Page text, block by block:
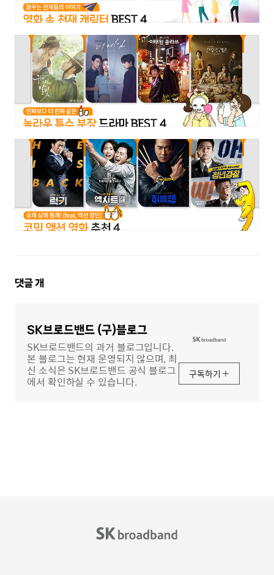
댓
댓글개
SK브로드밴드 (구)블로그
SK브로드밴드의 과거 블로그입니다.
본 블로그는 현재 운영되지 않으며, 최
신 소식은 SK브로드밴드 공식 블로그
에서 확인하실 수 있습니다.
구독하기